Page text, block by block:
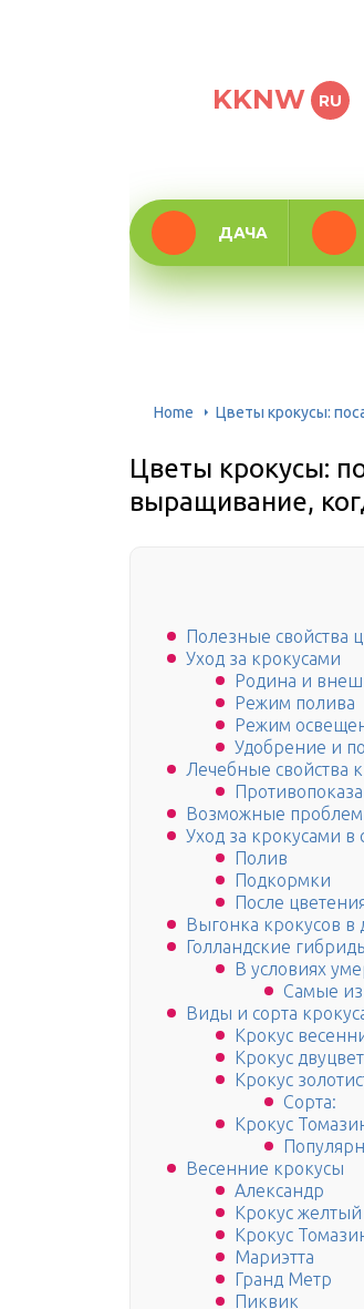
KKNW RU
ДАЧА
Home Цветы крокусы:
Цветы крокусы:
выращивание,
Полезные свойства
Уход за крокусами
Родина и
Режим полива
Режим
Удобрение и
Лечебные свойства
Возможные
Уход за крокусами в
Полив
Подкормки
После
Выгонка крокусов в
Голландские
В условиях
Самые
Виды и сорта
Крокус
Крокус
Крокус
Сорта:
Крокус
Весенние крокусы
Александр
Крокус желтый
Крокус
Мариэтта
Гранд Метр
Пиквик